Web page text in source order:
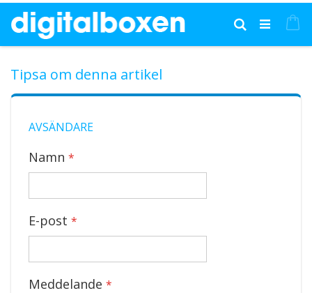
till
innehållet
Sök
Tipsa om denna artikel
AVSÄNDARE
Namn
E-post
Meddelande